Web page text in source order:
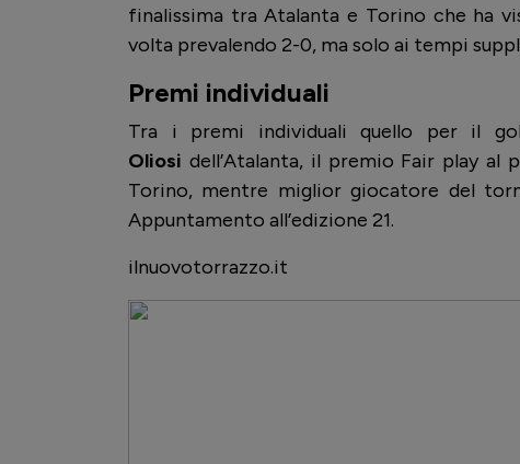
finalissima tra Atalanta e Torino che ha
volta prevalendo 2-0, ma solo ai tempi
Premi individuali
Tra i premi individuali quello per il
Oliosi dell’Atalanta, il premio Fair play al
Torino, mentre miglior giocatore del
Appuntamento all’edizione 21.
ilnuovotorrazzo.it